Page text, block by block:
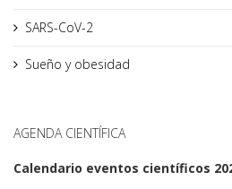
SARS-CoV-2
Sueño y obesidad
AGENDA CIENTÍFICA
Calendario eventos científicos